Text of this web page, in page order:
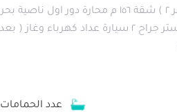
عدد الحمامات